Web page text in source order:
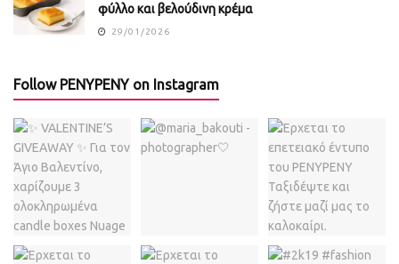
φύλλο και βελούδινη κρέμα
29/01/2026
Follow PENYPENY on Instagram